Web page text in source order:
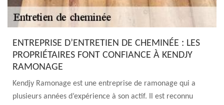
ENTREPRISE D’ENTRETIEN DE CHEMINÉE : LES
PROPRIÉTAIRES FONT CONFIANCE À KENDJY
RAMONAGE
Kendjy Ramonage est une entreprise de ramonage qui a
plusieurs années d’expérience à son actif. Il est reconnu